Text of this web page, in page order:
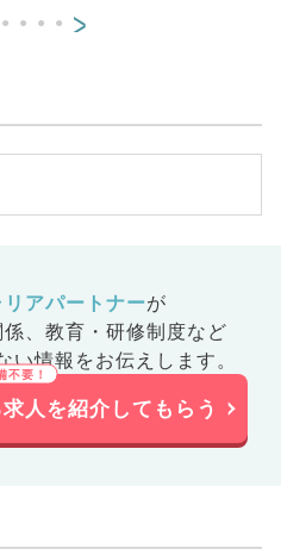
>
アパートナーが
、 教育・研修制度など
情報をお伝えします。
人を紹介してもらう